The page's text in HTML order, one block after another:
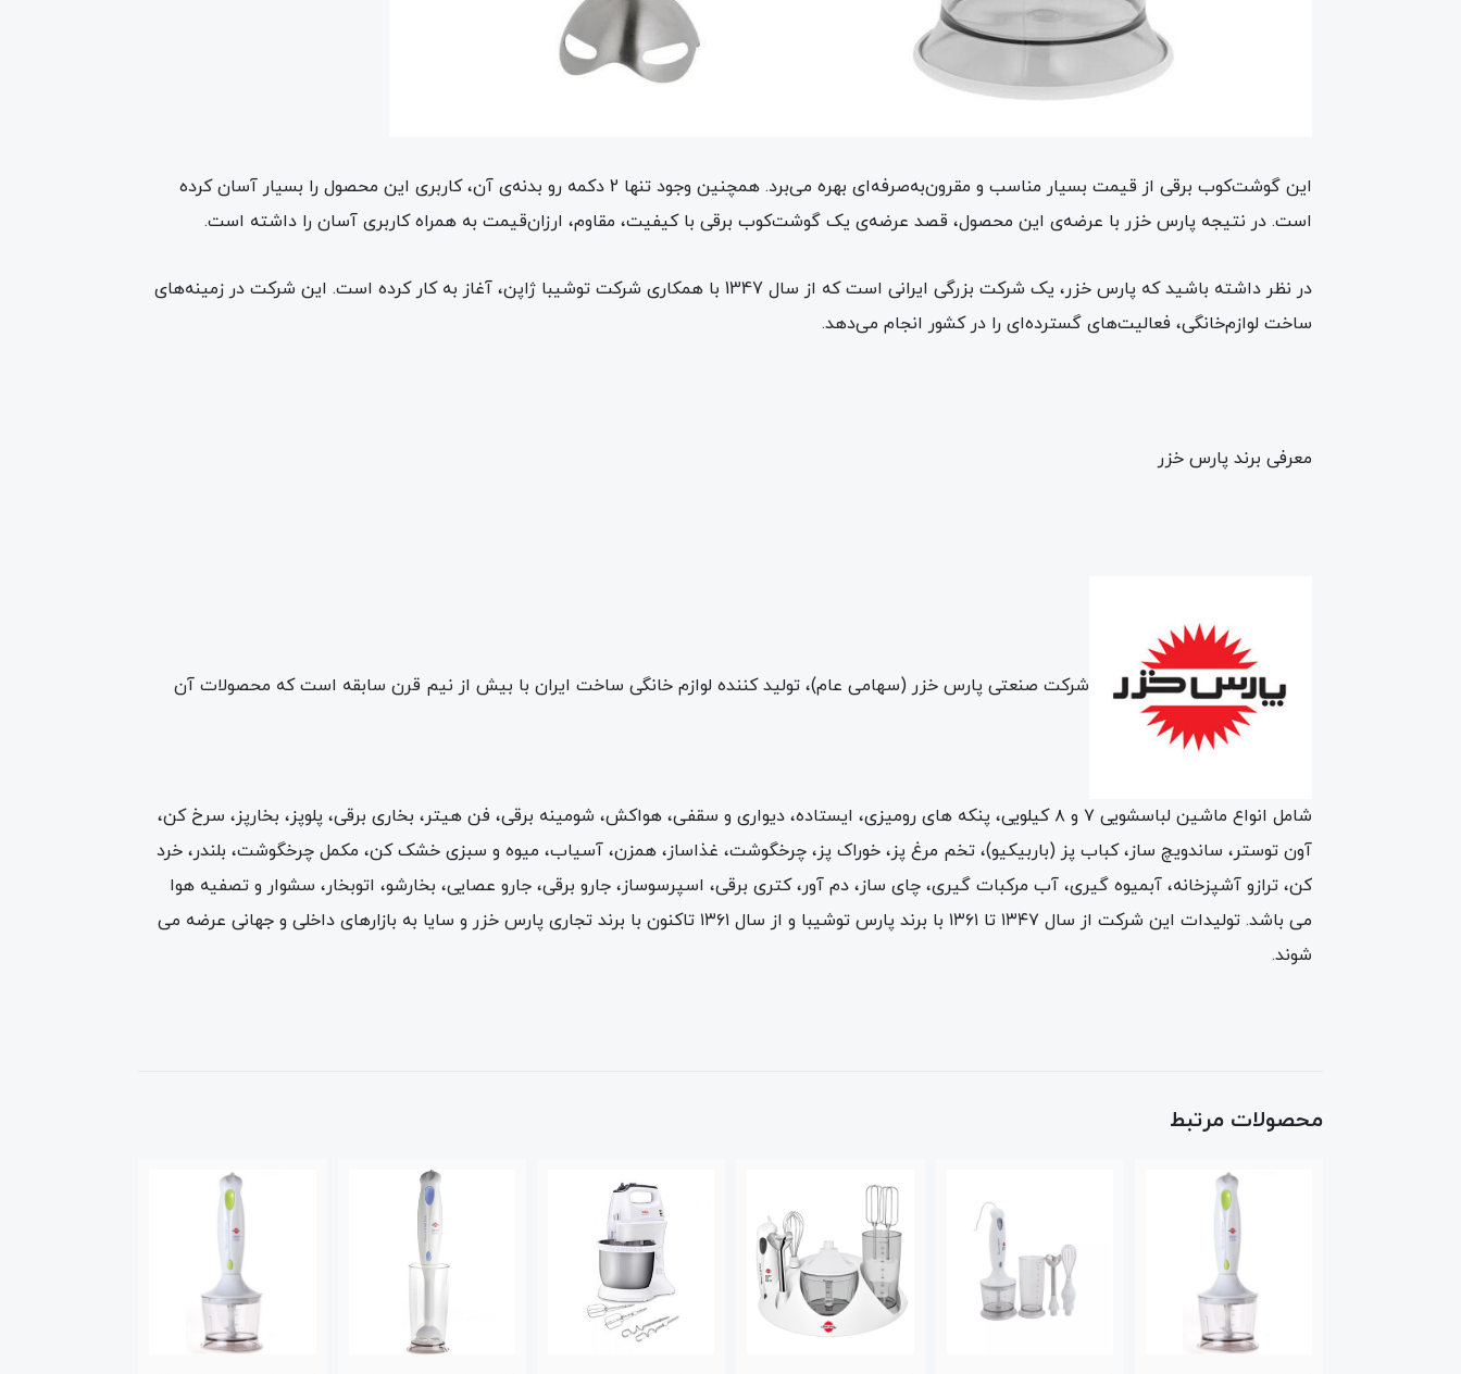
این گوشت‌کوب برقی از قیمت بسیار مناسب و مقرون‌به‌صرفه‌ای بهره می‌برد. همچنین وجود تنها 2 دکمه رو بدنه‌ی آن، کاربری این محصول را بسیار آسان کرده
است. در نتیجه پارس خزر با عرضه‌ی این محصول، قصد عرضه‌ی یک گوشت‌کوب برقی با کیفیت، مقاوم، ارزان‌قیمت به همراه کاربری آسان را داشته است.
در نظر داشته باشید که پارس خزر، یک شرکت بزرگی ایرانی است که از سال 1347 با همکاری شرکت توشیبا ژاپن، آغاز به کار کرده است. این شرکت در زمینه‌های
ساخت لوازم‌خانگی، فعالیت‌های گسترده‌ای را در کشور انجام می‌دهد.
معرفی برند پارس خزر
شرکت صنعتی پارس خزر (سهامی عام)، تولید کننده لوازم خانگی ساخت ایران با بیش از نیم قرن سابقه است که محصولات آن
شامل انواع ماشین لباسشویی ۷ و ۸ کیلویی، پنکه های رومیزی، ایستاده، دیواری و سقفی، هواکش، شومینه برقی، فن هیتر، بخاری برقی، پلوپز، بخارپز، سرخ کن،
آون توستر، ساندویچ ساز، کباب پز (باربیکیو)، تخم مرغ پز، خوراک پز، چرخگوشت، غذاساز، همزن، آسیاب، میوه و سبزی خشک کن، مکمل چرخگوشت، بلندر، خرد
کن، ترازو آشپزخانه، آبمیوه گیری، آب مرکبات گیری، چای ساز، دم آور، کتری برقی، اسپرسوساز، جارو برقی، جارو عصایی، بخارشو، اتوبخار، سشوار و تصفیه هوا
می باشد. تولیدات این شرکت از سال ۱۳۴۷ تا ۱۳۶۱ با برند پارس توشیبا و از سال ۱۳۶۱ تاکنون با برند تجاری پارس خزر و سایا به بازارهای داخلی و جهانی عرضه می
شوند.
محصولات مرتبط